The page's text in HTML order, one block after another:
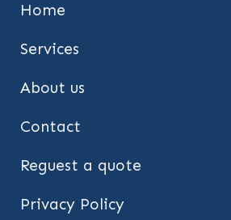
Home
Services
About us
Contact
Reguest a quote
Privacy Policy